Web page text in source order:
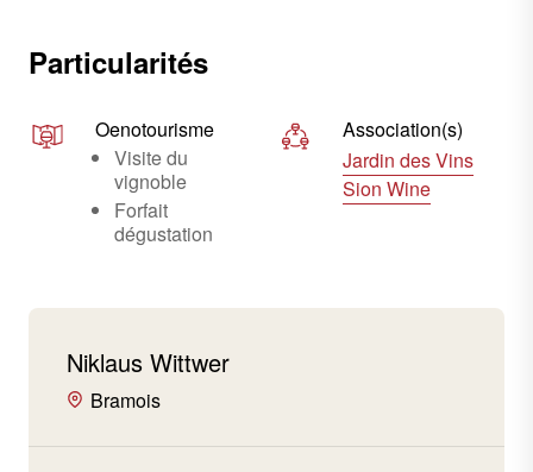
Particularités
Oenotourisme
Visite du
vignoble
Forfait
dégustation
Association(s)
Jardin des Vins
Sion Wine
Niklaus Wittwer
Bramois